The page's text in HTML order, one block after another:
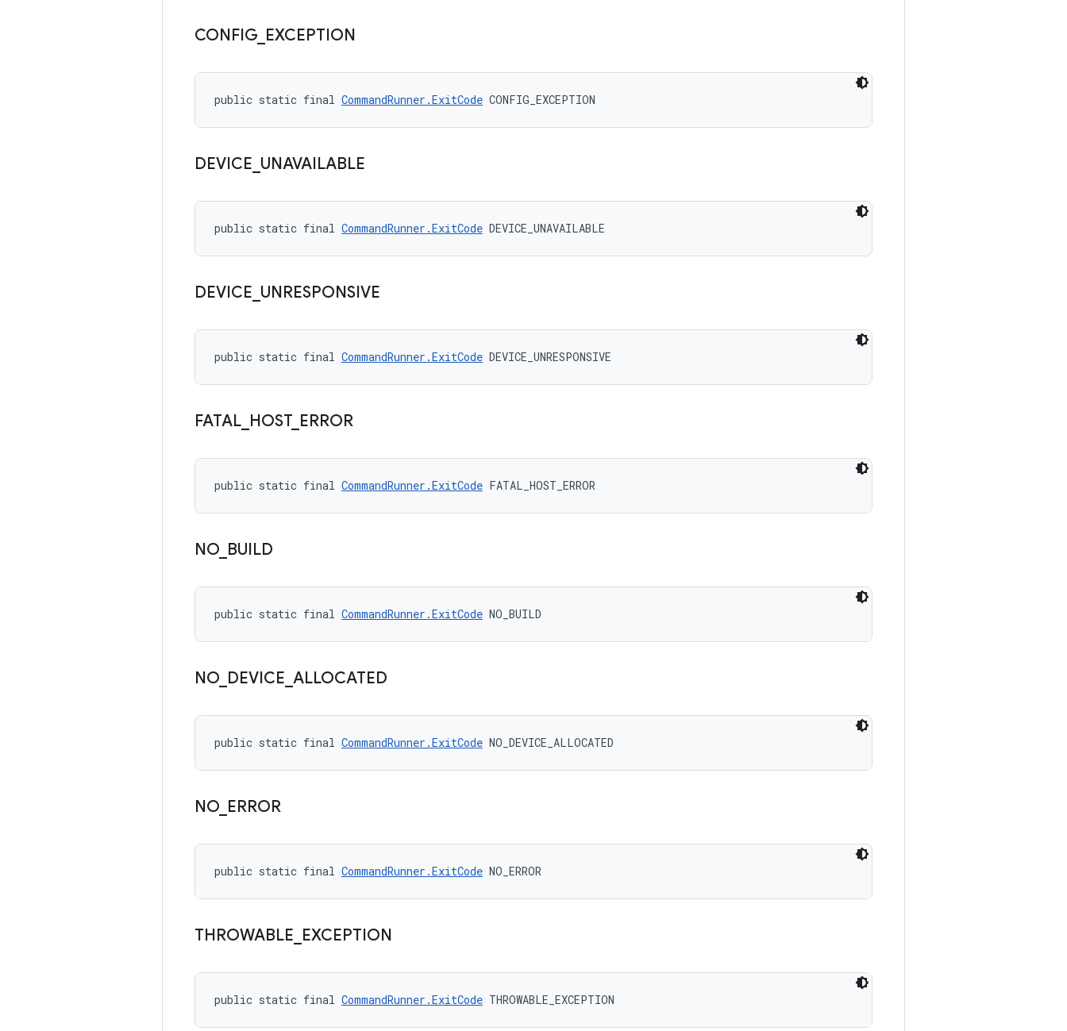
CONFIG EXCEPTION
public static final CommandRunner.ExitCode CONFIG_EXCEPTION
DEVICE UNAVAILABLE
public static final CommandRunner.ExitCode DEVICE_UNAVAILABLE
DEVICE UNRESPONSIVE
public static final CommandRunner.ExitCode DEVICE_UNRESPONSIVE
FATAL HOST_ ERROR
public static final CommandRunner.ExitCode FATAL_HOST_ERROR
NO BUILD
public static final CommandRunner.ExitCode NO_BUILD
NO DEVICE ALLOCATED
public static final CommandRunner.ExitCode NO_DEVICE_ALLOCATED
NO ERROR
public static final CommandRunner.ExitCode NO_ERROR
THROWABLE EXCEPTION
public static final CommandRunner.ExitCode THROWABLE_EXCEPTION